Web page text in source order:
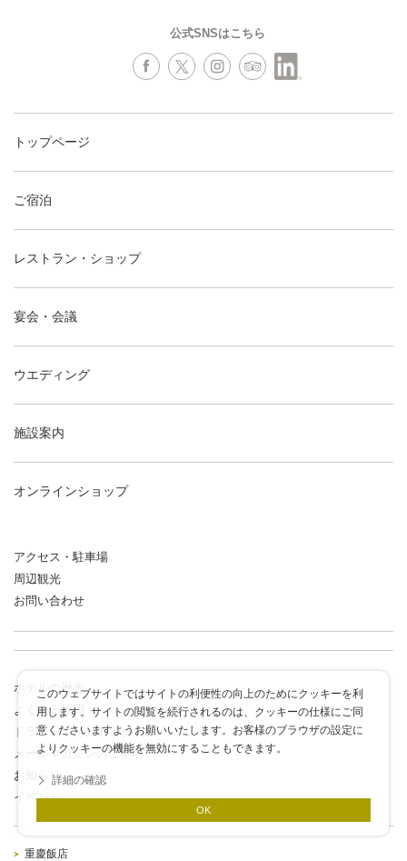
このウェブサイトではサイトの利便性の向上のためにクッキーを利
用します。サイトの閲覧を続行されるのは、クッキーの仕様にご同
意くださいますようお願いいたします。お客様のブラウザの設定に
よりクッキーの機能を無効にすることもできます。
詳細の確認
OK
公式SNSはこちら
トップページ
ご宿泊
レストラン・ショップ
宴会・会議
ウエディング
施設案内
オンラインショップ
アクセス・駐車場
周辺観光
お問い合わせ
ホテルの歴史
よくある質問
ドラゴンポイントカード
メールマガジンのご案内
お知らせ
イベント
重慶飯店